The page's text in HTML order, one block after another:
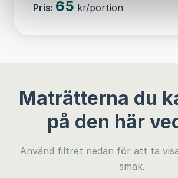
Pris: 65 kr/portion
Maträtterna du
på den här
Använd filtret nedan för att ta
smak.